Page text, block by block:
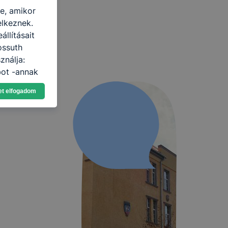
amikor
-annak
ha
és hogyan
cookie-k
elfogadom